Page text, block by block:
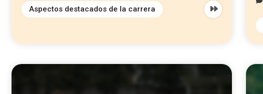
Aspectos destacados de la carrera